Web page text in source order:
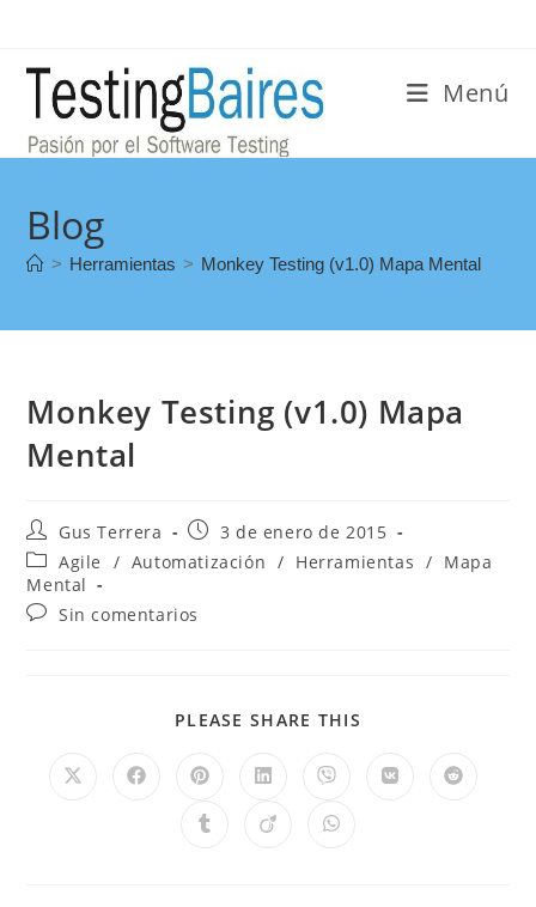
Menú
Blog
> Herramientas > Monkey Testing (v1.0) Mapa Mental
Monkey Testing (v1.0) Mapa
Mental
Gus Terrera
3 de enero de 2015
Agile
/ Automatización / Herramientas / Mapa
Mental
Sin comentarios
PLEASE SHARE THIS